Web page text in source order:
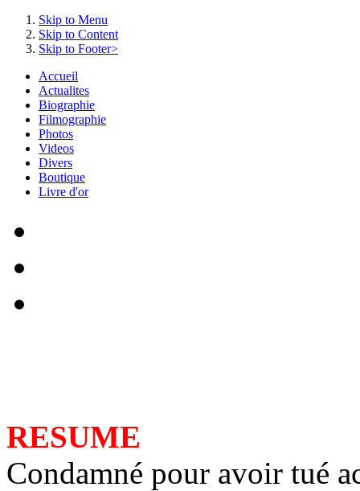
Skip to Menu
Skip to Content
Skip to Footer>
Accueil
Actualites
Biographie
Filmographie
Photos
Videos
Divers
Boutique
Livre d'or
RESUME
Condamné pour avoir tué